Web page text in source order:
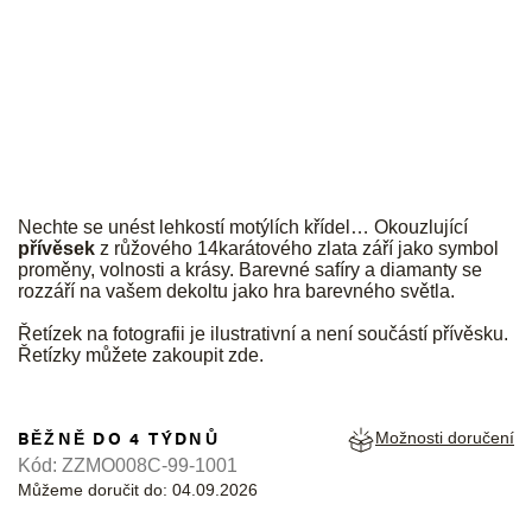
Nechte se unést lehkostí motýlích křídel… Okouzlující
přívěsek z růžového 14karátového zlata září jako symbol
proměny, volnosti a krásy. Barevné safíry a diamanty se
rozzáří na vašem dekoltu jako hra barevného světla.
Řetízek na fotografii je ilustrativní a není součástí přívěsku.
Řetízky můžete zakoupitzde.
BĚŽNĚ DO 4 TÝDNŮ
Můžeme doručit do: 04.09.2026
Možnosti doručení
Kód: ZZMO008C-99-1001